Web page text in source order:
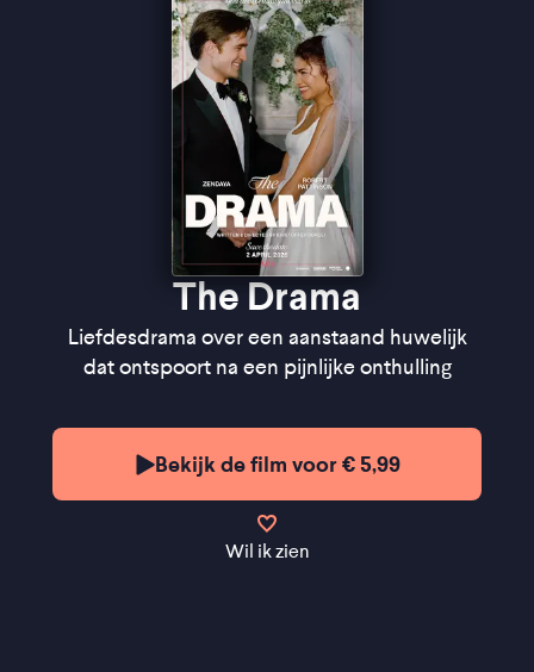
opgevoerd'' ★★★VPRO Cinema
''Een aangenaam gelaagde film die complexe
thematiek weet te vangen in een meeslepend en
wrang verhaal'' ★★★★FilmTotaal
''The film has the spiky, ingenious, tasteless style of
Borgli's previous filmDream Scenario
The Drama
Liefdesdrama over een aanstaand huwelijk
dat ontspoort na een pijnlijke onthulling
Bekijk de film voor € 5,99
Wil ik zien